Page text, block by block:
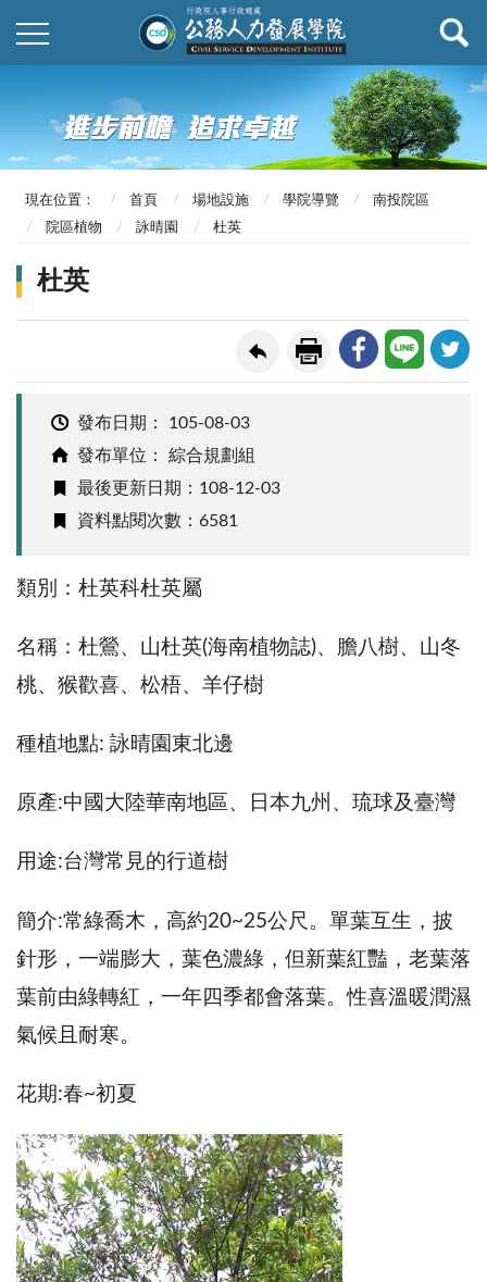
現在位置： 首頁 場地設施 學院導覽
南投院區
院區植物
詠晴園 杜英
杜英
發布日期： 105-08-03
發布單位： 綜合規劃組
最後更新日期：108-12-03
資料點閱次數：6581
類別：杜英科杜英屬
名稱：杜鶯、山杜英(海南植物誌)、膽八樹、山冬
桃、猴歡喜、松梧、羊仔樹
種植地點: 詠晴園東北邊
原產:中國大陸華南地區、日本九州、琉球及臺灣
用途:台灣常見的行道樹
簡介:常綠喬木，高約20~25公尺。單葉互生，披
針形，一端膨大，葉色濃綠，但新葉紅豔，老葉落
葉前由綠轉紅，一年四季都會落葉。性喜溫暖潤濕
氣候且耐寒。
花期:春~初夏